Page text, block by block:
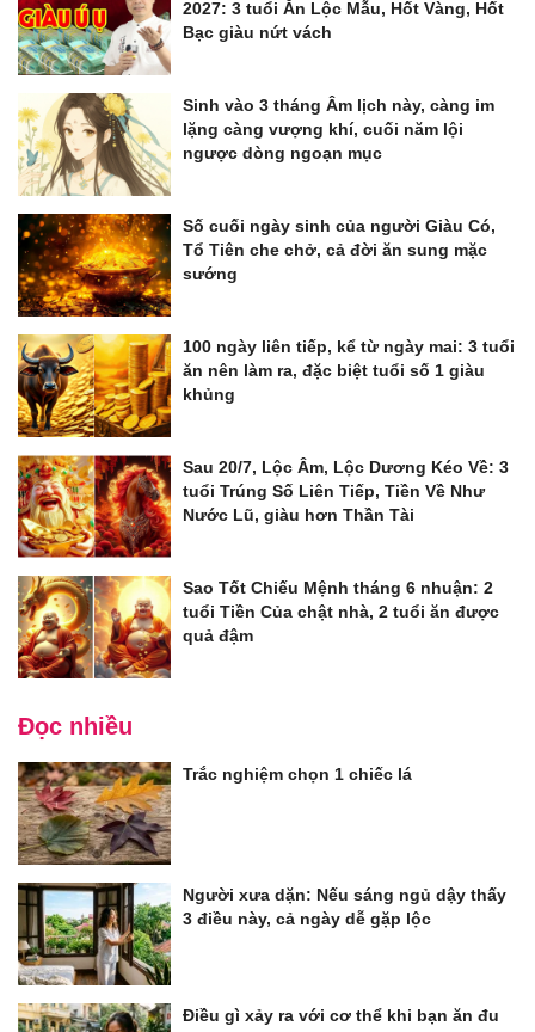
2027: 3 tuổi Ăn Lộc Mẫu, Hốt Vàng, Hốt
Bạc giàu nứt vách
Sinh vào 3 tháng Âm lịch này, càng im
lặng càng vượng khí, cuối năm lội
ngược dòng ngoạn mục
Số cuối ngày sinh của người Giàu Có,
Tổ Tiên che chở, cả đời ăn sung mặc
sướng
100 ngày liên tiếp, kể từ ngày mai: 3 tuổi
ăn nên làm ra, đặc biệt tuổi số 1 giàu
khủng
Sau 20/7, Lộc Âm, Lộc Dương Kéo Về: 3
tuổi Trúng Số Liên Tiếp, Tiền Về Như
Nước Lũ, giàu hơn Thần Tài
Sao Tốt Chiếu Mệnh tháng 6 nhuận: 2
tuổi Tiền Của chật nhà, 2 tuổi ăn được
quả đậm
Đọc nhiều
Trắc nghiệm chọn 1 chiếc lá
Người xưa dặn: Nếu sáng ngủ dậy thấy
3 điều này, cả ngày dễ gặp lộc
Điều gì xảy ra với cơ thể khi bạn ăn đu